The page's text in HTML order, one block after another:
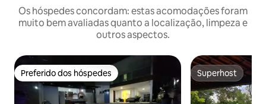
Os hóspedes concordam: estas acomodações foram
muito bem avaliadas quanto a localização, limpeza e
outros aspectos.
Preferido dos hóspedes
Preferido dos hóspedes Superhost
Superhost